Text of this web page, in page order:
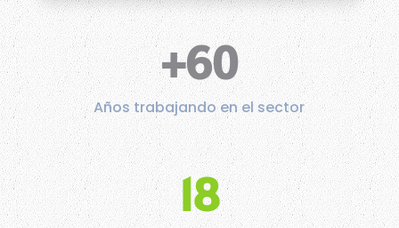
+60
Años trabajando en el sector
18